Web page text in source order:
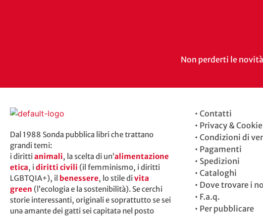
Non perderti le
Dal 1988 Sonda pubblica libri che trattano
grandi temi:
i dirittianimali, la scelta di un’alimentazione
etica, idiritti civili (il femminismo, i diritti
LGBTQIA+), il benessere, lo stile divita
green (l’ecologia e la sostenibilità). Se cerchi
storie interessanti, originali e soprattutto se sei
unə amante dei gatti sei capitatə nel posto
•Contatti
• Privacy &
•Condizioni di
• Pagamenti
• Spedizioni
•Cataloghi
• Dove trovare i
• F.a.q.
• Per pubblicare